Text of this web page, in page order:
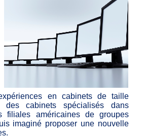
en cabinets de taille
des cabinets spécialisés dans
filiales américaines de groupes
imaginé proposer une nouvelle